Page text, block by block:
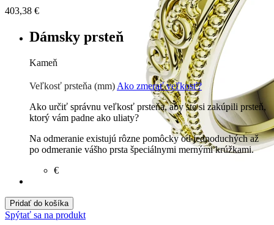
403,38 €
Dámsky prsteň
Kameň
Prírodné kamene
Veľkosť prsteňa (mm) Ako zmerať veľkosť?
Ako určiť správnu veľkosť prsteňa, aby ste si zakúpili prsteň,
ktorý vám padne ako uliaty?
Na odmeranie existujú rôzne pomôcky od jednoduchých až
po odmeranie vášho prsta špeciálnymi mernými krúžkami.
€
Pridať do košíka
Spýtať sa na produkt